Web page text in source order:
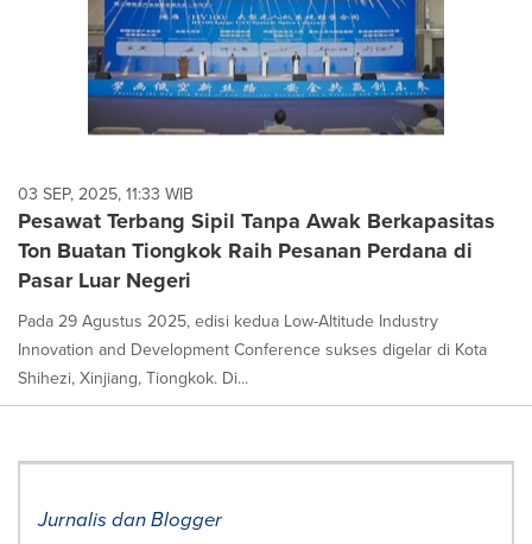
03 SEP, 2025, 11:33 WIB
Pesawat Terbang Sipil Tanpa Awak Berkapasitas
Ton Buatan Tiongkok Raih Pesanan Perdana di
Pasar Luar Negeri
Pada 29 Agustus 2025, edisi kedua Low-Altitude Industry
Innovation and Development Conference sukses digelar di Kota
Shihezi, Xinjiang, Tiongkok. Di...
Jurnalis dan Blogger